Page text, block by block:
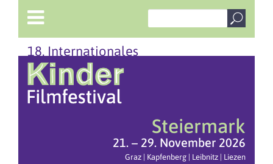
18. Internationales
Steiermark
21. – 29. November 2026
Graz | Kapfenberg | Leibnitz | Liezen